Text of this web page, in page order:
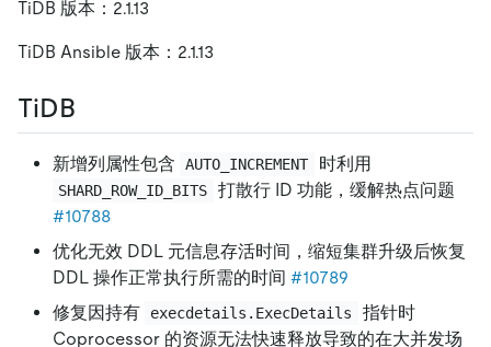
TiDB 版本：2.1.13
TiDB Ansible 版本：2.1.13
TiDB
新增列属性包含 AUTO_INCREMENT 时利用
SHARD_ROW_ID_BITS
打散行 ID 功能，缓解热点问题
#10788
优化无效 DDL 元信息存活时间，缩短集群升级后恢复
DDL 操作正常执行所需的时间 #10789
修复因持有
execdetails.ExecDetails
指针时
Coprocessor 的资源无法快速释放导致的在大并发场